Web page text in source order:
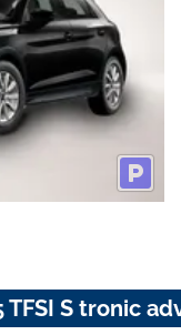
S tronic